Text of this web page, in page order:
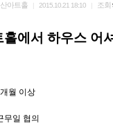
아트홀 2015.10.21 18:10 조회
홀에서 하우스 어
월 이상
무일 협의